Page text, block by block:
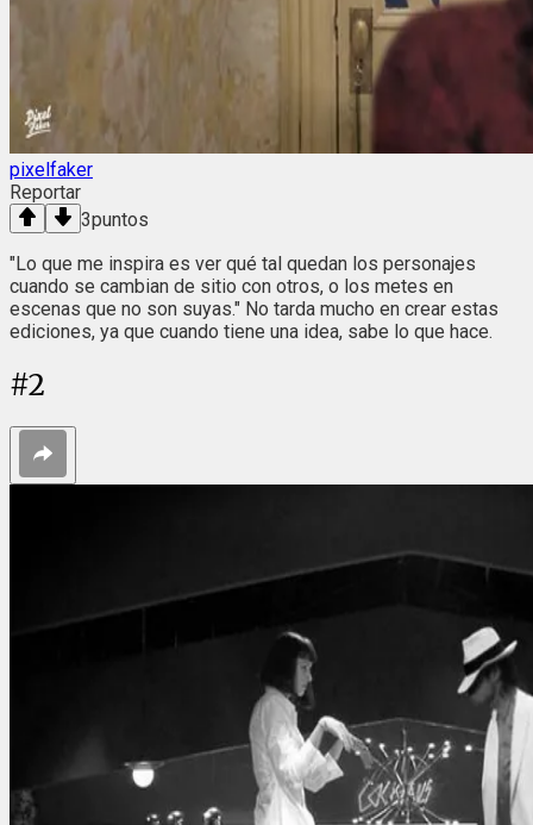
pixelfaker
Reportar
3puntos
"Lo que me inspira es ver qué tal quedan los personajes
cuando se cambian de sitio con otros, o los metes en
escenas que no son suyas." No tarda mucho en crear estas
ediciones, ya que cuando tiene una idea, sabe lo que hace.
#2